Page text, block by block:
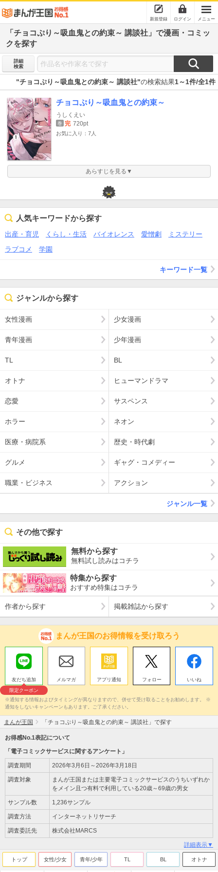
新規登録 ログイン メニュー
「チョコぷり～吸血鬼との約束～ 講談社」で漫画・コミッ
クを探す
詳細
検索
"チョコぷり～吸血鬼との約束～ 講談社"の検索結果1～1件/全1件
チョコぷり～吸血鬼との約束～
うしくえい
巻 完 720pt
お気に入り：7人
あらすじを見る▼
人気キーワードから探す
出産・育児 くらし・生活 バイオレンス 愛憎劇
ミステリー
ラブコメ
学園
キーワード一覧
ジャンルから探す
女性漫画 少女漫画
青年漫画 少年漫画
TL BL
オトナ ヒューマンドラマ
恋愛 サスペンス
ホラー ネオン
医療・病院系 歴史・時代劇
グルメ ギャグ・コメディー
職業・ビジネス アクション
ジャンル一覧
その他で探す
無料から探す
無料試し読みはコチラ
特集から探す
おすすめ特集はコチラ
作者から探す 掲載雑誌から探す
まんが王国のお得情報を受け取ろう
友だち追加
限定クーポン
メルマガ アプリ通知 フォロー いいね
※通知する情報およびタイミングが異なりますので、併せて受け取ることをお勧めします。 ※
通知をしないキャンペーンもあります。ご了承ください。
まんが王国 「チョコぷり～吸血鬼との約束～ 講談社」で探す
お得感No.1表記について
「電子コミックサービスに関するアンケート」
調査期間 2026年3月6日～2026年3月18日
調査対象
まんが王国または主要電子コミックサービスのうちいずれか
をメイン且つ有料で利用している20歳～69歳の男女
サンプル数 1,236サンプル
調査方法 インターネットリサーチ
調査委託先 株式会社MARCS
詳細表示▼
トップ 女性/少女 青年/少年 TL BL オトナ